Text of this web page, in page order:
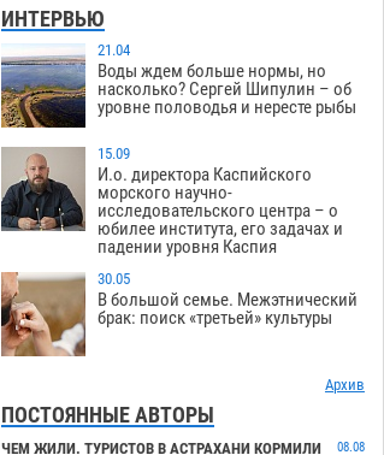
ИНТЕРВЬЮ
21.04
Воды ждем больше нормы, но
насколько? Сергей Шипулин – об
уровне половодья и нересте рыбы
15.09
И.о. директора Каспийского
морского научно-
исследовательского центра – о
юбилее института, его задачах и
падении уровня Каспия
30.05
В большой семье. Межэтнический
брак: поиск «третьей» культуры
Архив
ПОСТОЯННЫЕ АВТОРЫ
ЧЕМ ЖИЛИ. ТУРИСТОВ В АСТРАХАНИ КОРМИЛИ
08.08